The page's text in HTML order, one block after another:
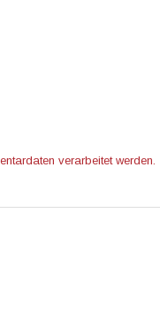
verarbeitet werden.